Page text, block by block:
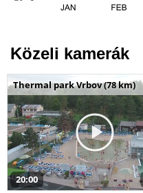
Közeli kamerák
Thermal park Vrbov (78 km)
20:00